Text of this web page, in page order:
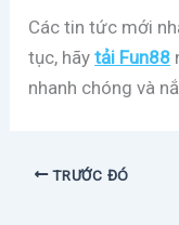
Các tin tức mới
tục, hãytải Fun88
nhanh chóng và
TRƯỚC ĐÓ